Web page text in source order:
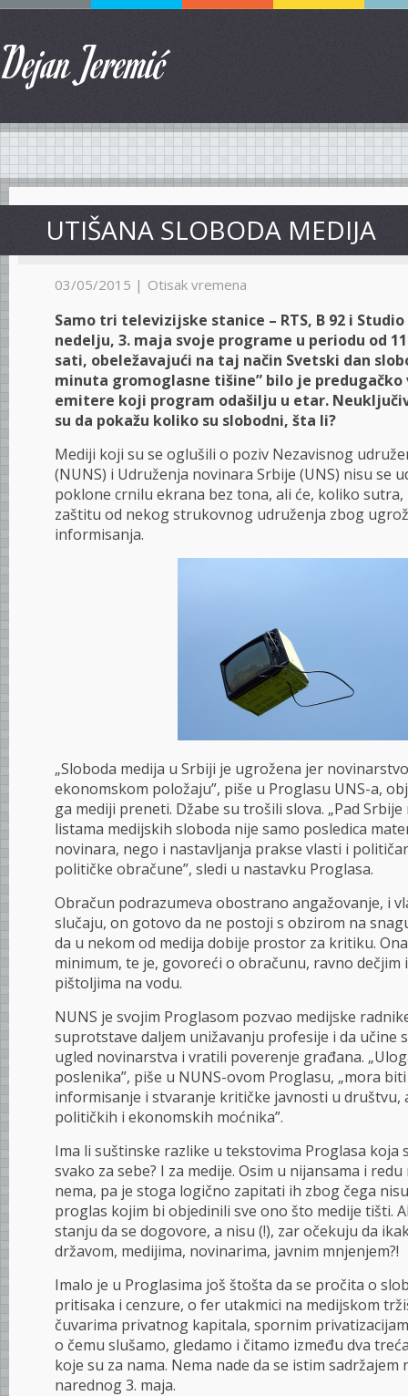
Dejan Jeremić
UTIŠANA SLOBODA MEDIJA
03/05/2015 | Otisak vremena
Samo tri televizijske stanice – RTS, B 92 i
nedelju, 3. maja svoje programe u periodu od
sati, obeležavajući na taj način Svetski dan
minuta gromoglasne tišine” bilo je predugačko
emitere koji program odašilju u etar.
su da pokažu koliko su slobodni, šta li?
Mediji koji su se oglušili o poziv Nezavisnog
(NUNS) i Udruženja novinara Srbije (UNS) nisu se
poklone crnilu ekrana bez tona, ali će, koliko
zaštitu od nekog strukovnog udruženja zbog
informisanja.
„Sloboda medija u Srbiji je ugrožena jer
ekonomskom položaju”, piše u Proglasu UNS-a,
ga mediji preneti. Džabe su trošili slova. „Pad
listama medijskih sloboda nije samo posledica
novinara, nego i nastavljanja prakse vlasti i
političke obračune”, sledi u nastavku Proglasa.
Obračun podrazumeva obostrano angažovanje, i
slučaju, on gotovo da ne postoji s obzirom na
da u nekom od medija dobije prostor za kritiku.
minimum, te je, govoreći o obračunu, ravno dečjim
pištoljima na vodu.
NUNS je svojim Proglasom pozvao medijske
suprotstave daljem unižavanju profesije i da učine
ugled novinarstva i vratili poverenje građana.
poslenika”, piše u NUNS-ovom Proglasu, „mora
informisanje i stvaranje kritičke javnosti u društvu,
političkih i ekonomskih moćnika”.
Ima li suštinske razlike u tekstovima Proglasa koja
svako za sebe? I za medije. Osim u nijansama i
nema, pa je stoga logično zapitati ih zbog čega
proglas kojim bi objedinili sve ono što medije tišti.
stanju da se dogovore, a nisu (!), zar očekuju da
državom, medijima, novinarima, javnim mnjenjem?!
Imalo je u Proglasima još štošta da se pročita o
pritisaka i cenzure, o fer utakmici na medijskom
čuvarima privatnog kapitala, spornim
o čemu slušamo, gledamo i čitamo između dva
koje su za nama. Nema nade da se istim
narednog 3. maja.